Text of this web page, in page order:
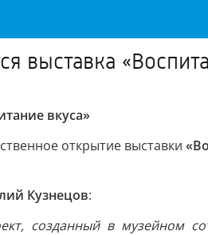
выставка
вкуса»
открытие выставки
Кузнецов:
созданный в музейном